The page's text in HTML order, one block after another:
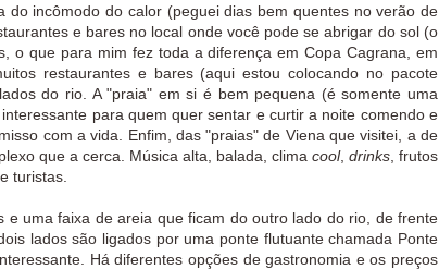
incômodo do calor (peguei dias bem quentes no verão de
e bares no local onde você pode se abrigar do sol (o
o que para mim fez toda a diferença em Copa Cagrana, em
restaurantes e bares (aqui estou colocando no pacote
do rio. A "praia" em si é bem pequena (é somente uma
para quem quer sentar e curtir a noite comendo e
com a vida. Enfim, das "praias" de Viena que visitei, a de
que a cerca. Música alta, balada, clima cool, drinks, frutos
turistas.
uma faixa de areia que ficam do outro lado do rio, de frente
lados são ligados por uma ponte flutuante chamada Ponte
Há diferentes opções de gastronomia e os preços